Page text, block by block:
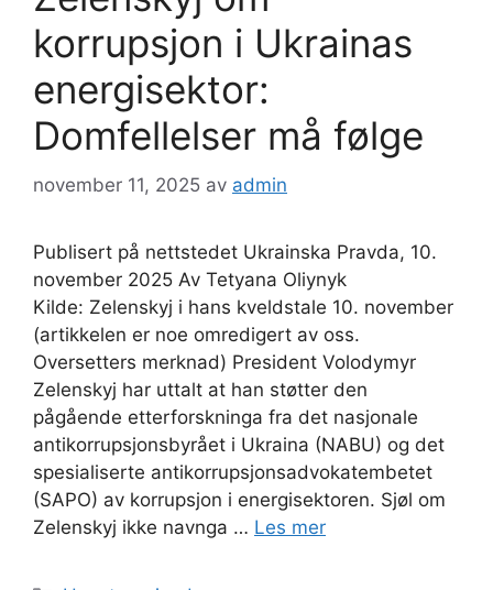
korrupsjon i Ukrainas
energisektor:
Domfellelser må følge
november 11, 2025 av admin
Publisert på nettstedet Ukrainska Pravda, 10.
november 2025 Av Tetyana Oliynyk
Kilde: Zelenskyj i hans kveldstale 10. november
(artikkelen er noe omredigert av oss.
Oversetters merknad) President Volodymyr
Zelenskyj har uttalt at han støtter den
pågående etterforskninga fra det nasjonale
antikorrupsjonsbyrået i Ukraina (NABU) og det
spesialiserte antikorrupsjonsadvokatembetet
(SAPO) av korrupsjon i energisektoren. Sjøl om
Zelenskyj ikke navnga … Les mer